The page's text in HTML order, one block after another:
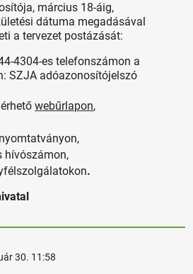
március 18-áig,
dátuma megadásával
a tervezet postázását:
4304-es telefonszámon a
SZJA adóazonosítójelszó
webűrlapon,
hívószámon,
.
30. 11:58